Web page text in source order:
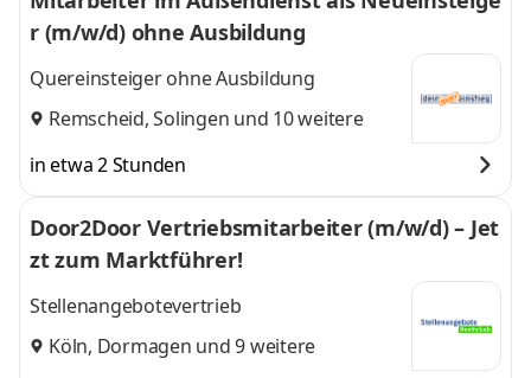
r (m/w/d) ohne Ausbildung
Quereinsteiger ohne Ausbildung
Remscheid,Solingen und 10 weitere
in etwa 2 Stunden
Door2Door Vertriebsmitarbeiter (m/w/d) – Jet
zt zum Marktführer!
Stellenangebotevertrieb
Köln, Dormagen und 9 weitere